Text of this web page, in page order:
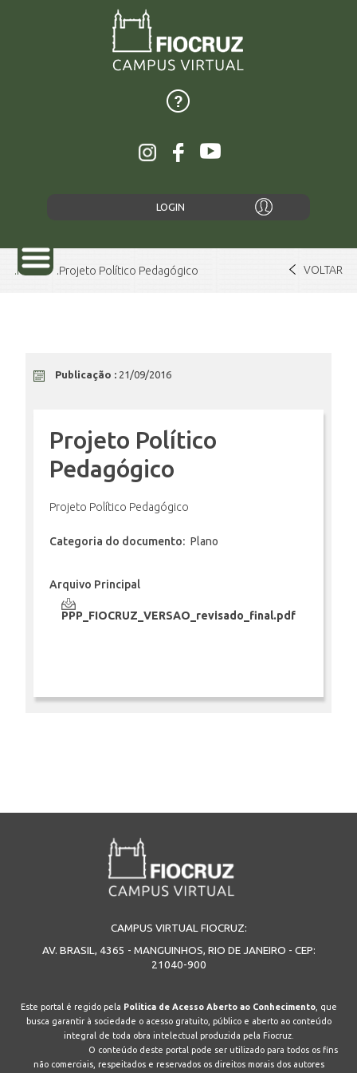
LOGIN
CURSOS
DOCUMENTOS
DOCENTES
Home Projeto Político Pedagógico VOLTAR
Publicação : 21/09/2016
Projeto Político
Pedagógico
Projeto Político Pedagógico
Categoria do documento: Plano
Arquivo Principal
PPP_FIOCRUZ_VERSAO_revisado_final.pdf
CAMPUS VIRTUAL FIOCRUZ:
AV. BRASIL, 4365 - MANGUINHOS, RIO DE JANEIRO - CEP:
21040-900
Este portal é regido pela Política de Acesso Aberto ao Conhecimento, que
busca garantir à sociedade o acesso gratuito, público e aberto ao conteúdo
integral de toda obra intelectual produzida pela Fiocruz.
O conteúdo deste portal pode ser utilizado para todos os fins
não comerciais, respeitados e reservados os direitos morais dos autores